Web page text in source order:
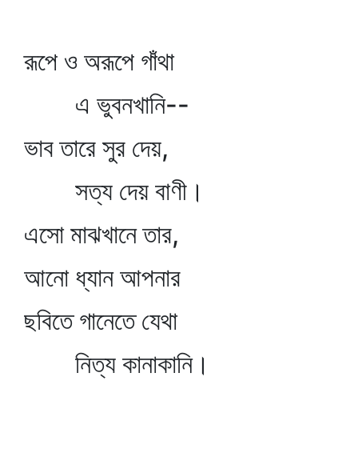
রূপে ও অরূপে গাঁথা
এ ভুবনখানি--
ভাব তারে সুর দেয়,
সত্য দেয় বাণী।
এসো মাঝখানে তার,
আনো ধ্যান আপনার
ছবিতে গানেতে যেথা
নিত্য কানাকানি।